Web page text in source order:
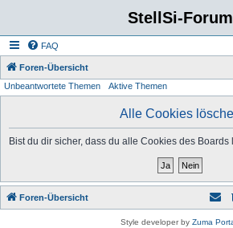
StellSi-Forum
FAQ
Foren-Übersicht
Unbeantwortete Themen Aktive Themen
Alle Cookies
Bist du dir sicher, dass du alle Cookies des
Foren-Übersicht
Style developer by Zuma